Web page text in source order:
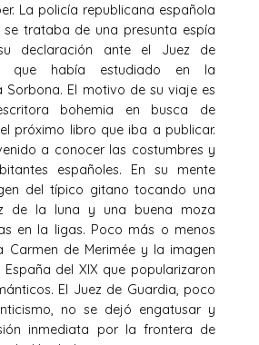
La policía republicana española
trataba de una presunta espía
declaración ante el Juez de
que había estudiado en la
Sorbona. El motivo de su viaje es
bohemia en busca de
próximo libro que iba a publicar.
a conocer las costumbres y
españoles. En su mente
del típico gitano tocando una
de la luna y una buena moza
en la ligas. Poco más o menos
Carmen de Merimée y la imagen
del XIX que popularizaron
El Juez de Guardia, poco
no se dejó engatusar y
inmediata por la frontera de